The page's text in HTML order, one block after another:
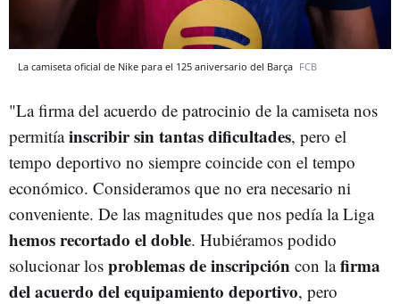
La camiseta oficial de Nike para el 125 aniversario del Barça FCB
"La firma del acuerdo de patrocinio de la camiseta nos
permitíainscribir sin tantas dificultades, pero el
tempo deportivo no siempre coincide con el tempo
económico. Consideramos que no era necesario ni
conveniente. De las magnitudes que nos pedía la Liga
hemos recortado el doble. Hubiéramos podido
solucionar los problemas de inscripción con lafirma
del acuerdo del equipamiento deportivo, pero